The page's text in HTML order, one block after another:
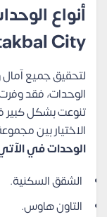
City
لتحقيق جميع
الوحدات، فقد
تنوعت بشكل كبير
الاختيار بين
الوحدات في
الشقق السكنية.
التاون هاوس.